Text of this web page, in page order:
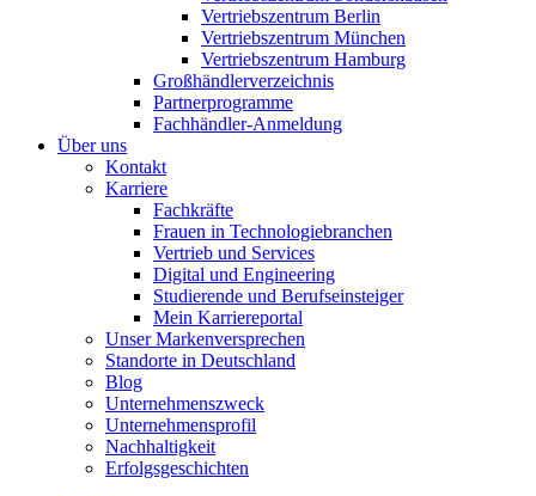
Vertriebszentrum Berlin
Vertriebszentrum München
Vertriebszentrum Hamburg
Großhändlerverzeichnis
Partnerprogramme
Fachhändler-Anmeldung
Über uns
Kontakt
Karriere
Fachkräfte
Frauen in Technologiebranchen
Vertrieb und Services
Digital und Engineering
Studierende und Berufseinsteiger
Mein Karriereportal
Unser Markenversprechen
Standorte in Deutschland
Blog
Unternehmenszweck
Unternehmensprofil
Nachhaltigkeit
Erfolgsgeschichten